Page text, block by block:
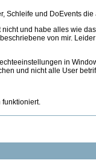
Schleife und DoEvents
und habe alles wie
von mir.
in
und nicht alle User
funktioniert.